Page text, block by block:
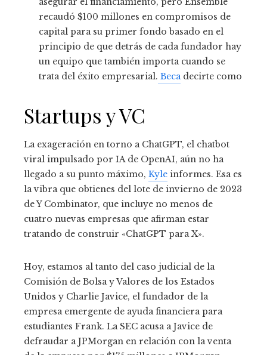
recaudó $100 millones en compromisos de
capital para su primer fondo basado en el
principio de que detrás de cada fundador hay
un equipo que también importa cuando se
trata del éxito empresarial. Becadecirte como
Startups y VC
La exageración en torno a ChatGPT, el chatbot
viral impulsado por IA de OpenAI, aún no ha
llegado a su punto máximo, Kyle informes. Esa es
la vibra que obtienes del lote de invierno de 2023
de Y Combinator, que incluye no menos de
cuatro nuevas empresas que afirman estar
tratando de construir «ChatGPT para X».
Hoy, estamos al tanto del caso judicial de la
Comisión de Bolsa y Valores de los Estados
Unidos y Charlie Javice, el fundador de la
empresa emergente de ayuda financiera para
estudiantes Frank. La SEC acusa a Javice de
defraudar a JPMorgan en relación con la venta